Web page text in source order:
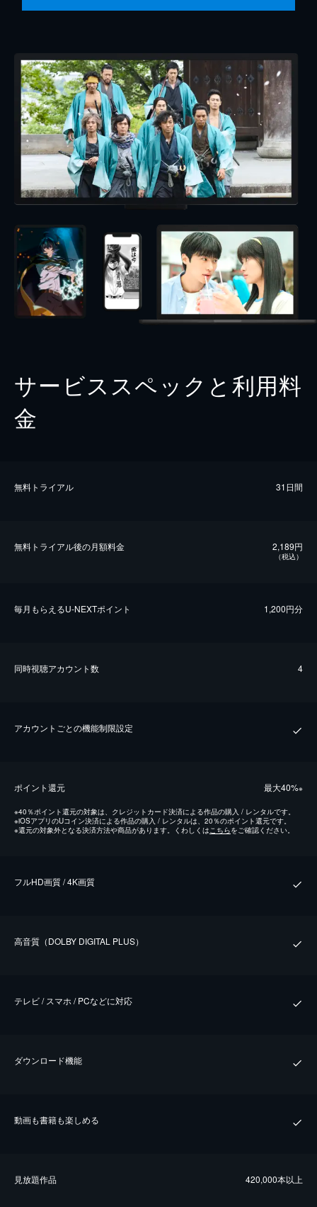
サービススペックと利用料
金
無料トライアル 31日間
無料トライアル後の⽉額料金 2,189円
（税込）
毎⽉もらえるU-NEXTポイント 1,200円分
同時視聴アカウント数 4
アカウントごとの機能制限設定
ポイント還元 最⼤40%※
※40％ポイント還元の対象は、クレジットカード決済による作品の購入 / レンタルです。
※iOSアプリのUコイン決済による作品の購入 / レンタルは、20％のポイント還元です。
※還元の対象外となる決済方法や商品があります。くわしくはこちらをご確認ください。
フルHD画質 / 4K画質
⾼⾳質（DOLBY DIGITAL PLUS）
テレビ / スマホ / PCなどに対応
ダウンロード機能
動画も書籍も楽しめる
⾒放題作品 420,000本以上